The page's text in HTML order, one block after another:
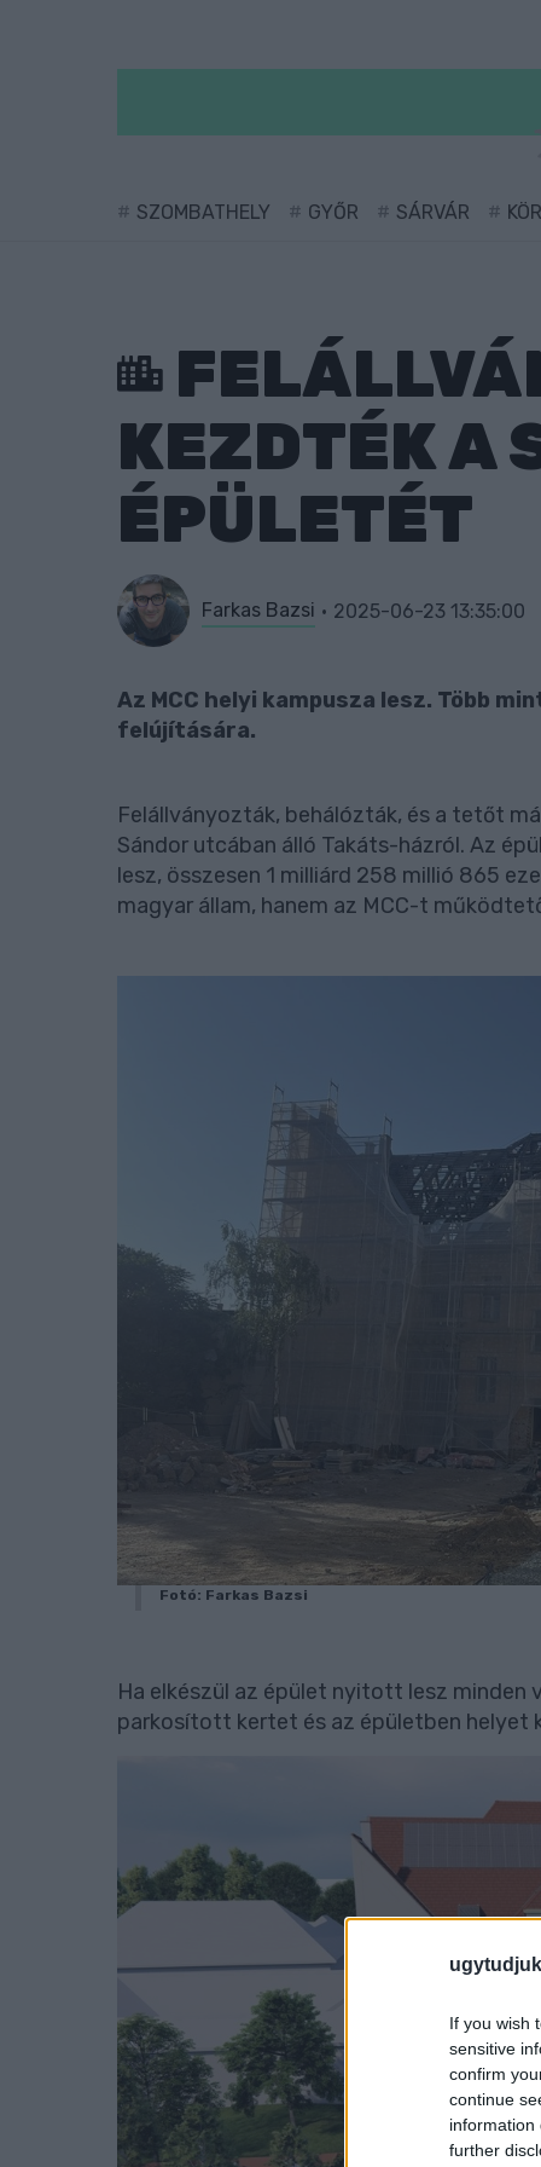
If you wish
sensitive
confirm
continue
information
further
SZOMBATHELY GYŐR SÁRVÁR
KEZDTÉK A
ÉPÜLETÉT
Farkas Bazsi 2025-06-23 13:35:00
Az MCC helyi kampusza lesz. Több
felújítására.
Felállványozták, behálózták, és a tetőt
Sándor utcában álló Takáts-házról. Az
lesz, összesen 1 milliárd 258 millió 865
magyar állam, hanem az MCC-t
Fotó: Farkas Bazsi
Ha elkészül az épület nyitott lesz minden
parkosított kertet és az épületben helyet